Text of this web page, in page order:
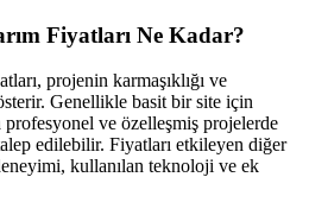
Fiyatları Ne Kadar?
projenin karmaşıklığı ve
Genellikle basit bir site için
profesyonel ve özelleşmiş projelerde
edilebilir. Fiyatları etkileyen diğer
kullanılan teknoloji ve ek